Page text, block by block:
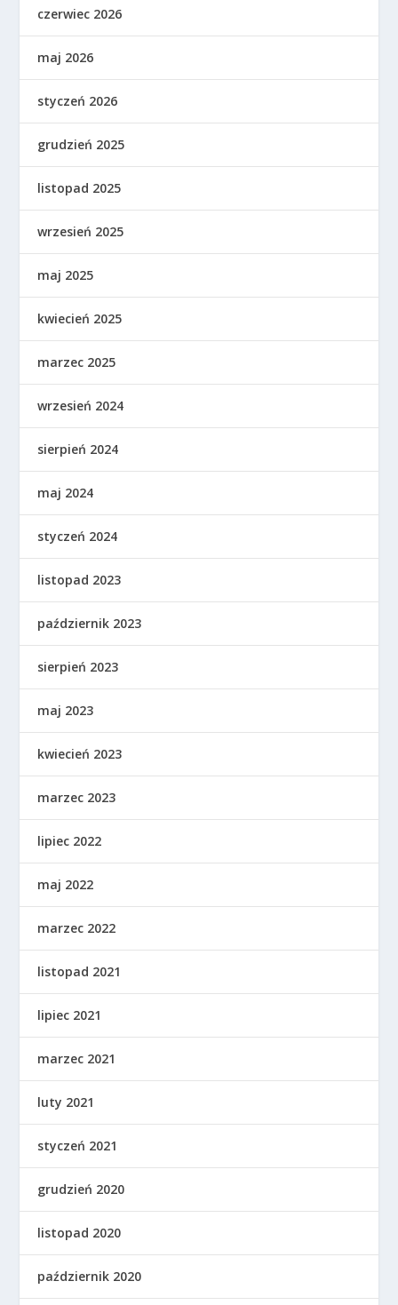
czerwiec 2026
maj 2026
styczeń 2026
grudzień 2025
listopad 2025
wrzesień 2025
maj 2025
kwiecień 2025
marzec 2025
wrzesień 2024
sierpień 2024
maj 2024
styczeń 2024
listopad 2023
październik 2023
sierpień 2023
maj 2023
kwiecień 2023
marzec 2023
lipiec 2022
maj 2022
marzec 2022
listopad 2021
lipiec 2021
marzec 2021
luty 2021
styczeń 2021
grudzień 2020
listopad 2020
październik 2020